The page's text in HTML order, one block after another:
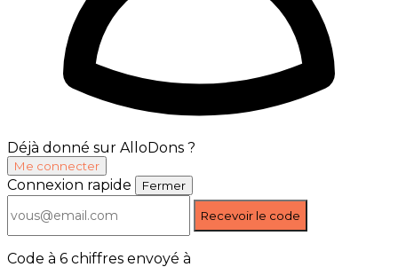
Déjà donné sur AlloDons ?
Me connecter
Connexion rapide Fermer
Recevoir le code
Code à 6 chiffres envoyé à